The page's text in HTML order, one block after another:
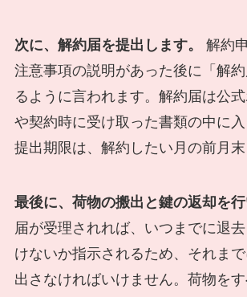
次に、解約届を提出します。
解約
注意事項の説明があった後に「解
るように言われます。解約届は公
や契約時に受け取った書類の中に入
提出期限は、解約したい月の前月末
最後に、荷物の搬出と鍵の返却を行
届が受理されれば、いつまでに退
けないか指示されるため、それま
出さなければいけません。荷物を